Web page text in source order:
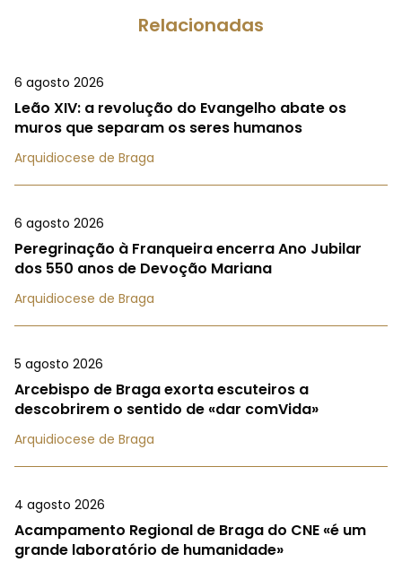
Relacionadas
6 agosto 2026
Leão XIV: a revolução do Evangelho abate os
muros que separam os seres humanos
Arquidiocese de Braga
6 agosto 2026
Peregrinação à Franqueira encerra Ano Jubilar
dos 550 anos de Devoção Mariana
Arquidiocese de Braga
5 agosto 2026
Arcebispo de Braga exorta escuteiros a
descobrirem o sentido de «dar comVida»
Arquidiocese de Braga
4 agosto 2026
Acampamento Regional de Braga do CNE «é um
grande laboratório de humanidade»